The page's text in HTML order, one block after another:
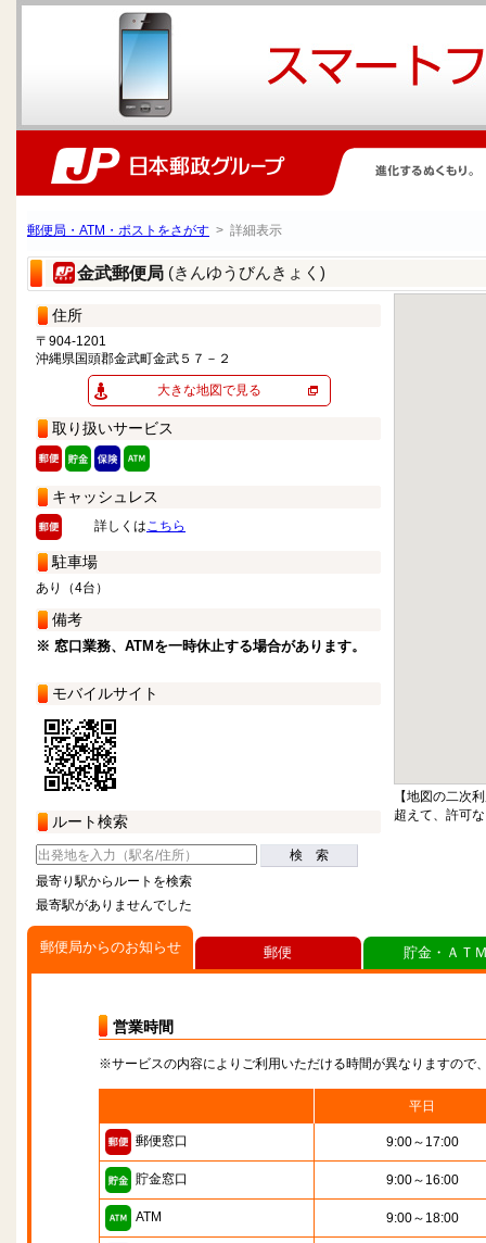
郵便局・ATM・ポストをさがす > 詳細表示
金武郵便局 (きんゆうびんきょく)
住所
〒904-1201
沖縄県国頭郡金武町金武５７－２
大きな地図で見る
取り扱いサービス
キャッシュレス
詳しくはこちら
駐車場
あり（4台）
備考
※ 窓口業務、ATMを一時休止する場合があります。
モバイルサイト
ルート検索
検 索
最寄り駅からルートを検索
最寄駅がありませんでした
【地図の二次
超えて、許可
郵便局からのお知らせ
営業時間
※サービスの内容によりご利用いただける時間が異なりますので
平日
郵便窓口 9:00～17:00
貯金窓口 9:00～16:00
ATM 9:00～18:00
郵便 貯金・ＡＴ